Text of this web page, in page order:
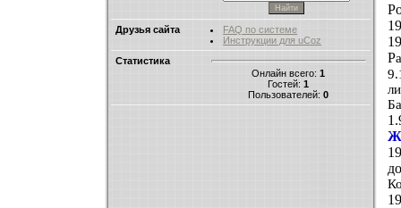
Друзья сайта
FAQ по системе
Инструкции для uCoz
Статистика
Онлайн всего: 1
Гостей: 1
Пользователей: 0
Р